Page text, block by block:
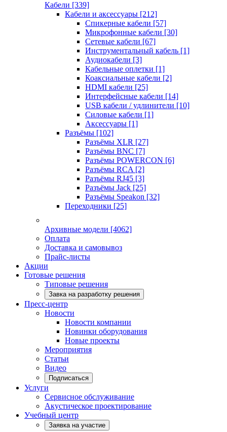
Кабели [339]
Кабели и аксессуары [212]
Спикерные кабели [57]
Микрофонные кабели [30]
Сетевые кабели [67]
Инструментальный кабель [1]
Аудиокабели [3]
Кабельные оплетки [1]
Коаксиальные кабели [2]
HDMI кабели [25]
Интерфейсные кабели [14]
USB кабели / удлинители [10]
Силовые кабели [1]
Аксессуары [1]
Разъёмы [102]
Разъёмы XLR [27]
Разъёмы BNC [7]
Разъёмы POWERCON [6]
Разъёмы RCA [2]
Разъёмы RJ45 [3]
Разъёмы Jack [25]
Разъёмы Speakon [32]
Переходники [25]
Архивные модели [4062]
Оплата
Доставка и самовывоз
Прайс-листы
Акции
Готовые решения
Типовые решения
Завка на разработку решения
Пресс-центр
Новости
Новости компании
Новинки оборудования
Новые проекты
Мероприятия
Статьи
Видео
Подписаться
Услуги
Сервисное обслуживание
Акустическое проектирование
Учебный центр
Заявка на участие